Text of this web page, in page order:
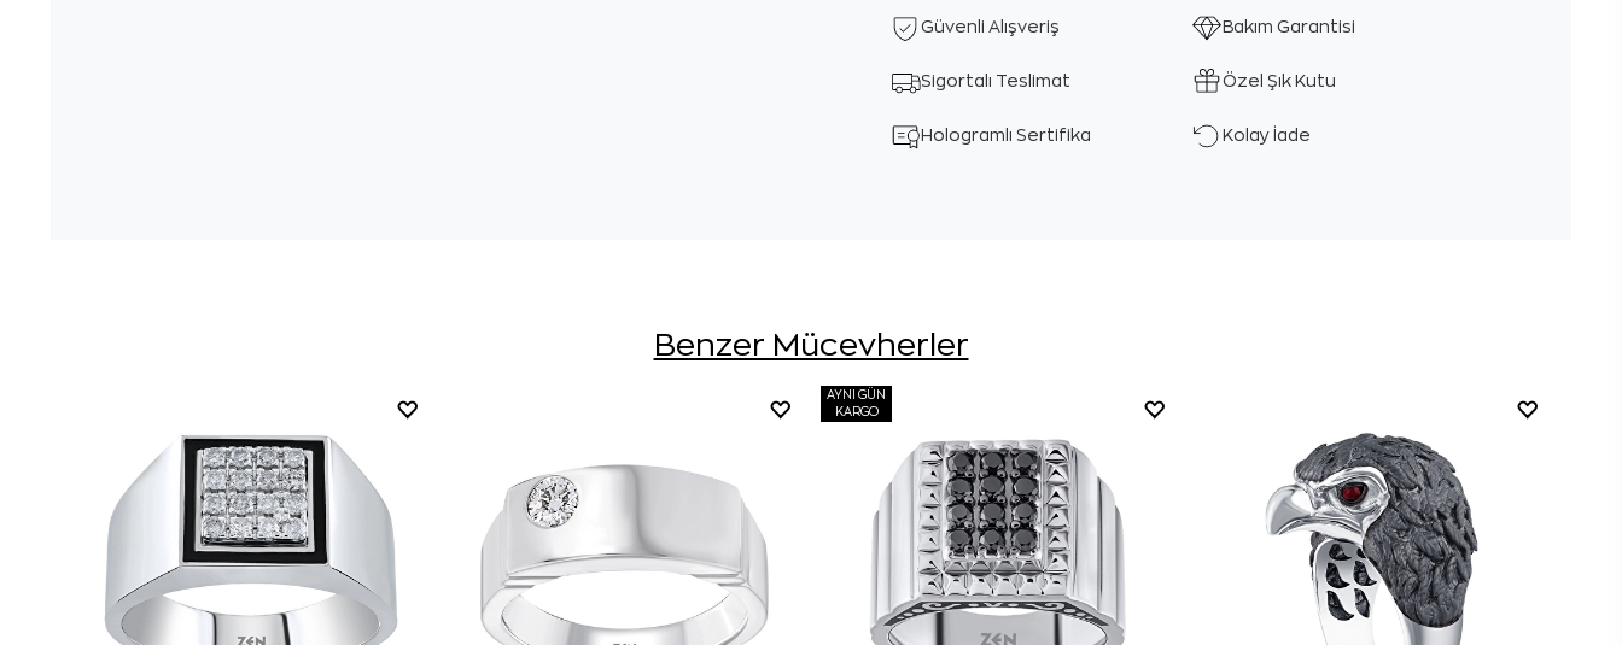
Güvenli Alışveriş Bakım Garantisi
Sigortalı Teslimat Özel Şık Kutu
Hologramlı Sertifika Kolay İade
Benzer Mücevherler
AYNI GÜN
KARGO